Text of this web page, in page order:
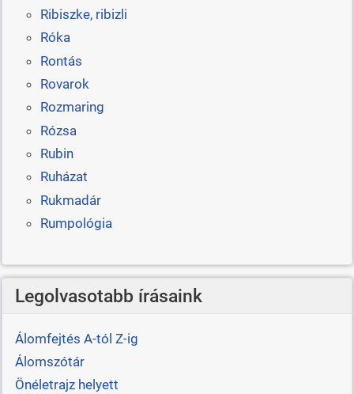
Ribiszke, ribizli
Róka
Rontás
Rovarok
Rozmaring
Rózsa
Rubin
Ruházat
Rukmadár
Rumpológia
Legolvasotabb írásaink
Álomfejtés A-tól Z-ig
Álomszótár
Önéletrajz helyett